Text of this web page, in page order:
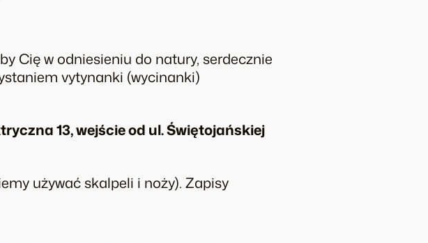
Cię w odniesieniu do natury, serdecznie
vytynanki (wycinanki)
13, wejście od ul. Świętojańskiej
używać skalpeli i noży). Zapisy